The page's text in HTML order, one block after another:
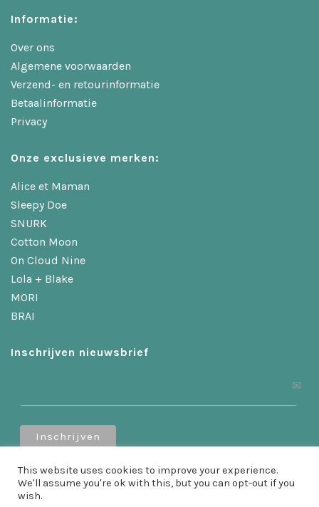
Informatie:
Over ons
Algemene voorwaarden
Verzend- en retourinformatie
Betaalinformatie
Privacy
Onze exclusieve merken:
Alice et Maman
Sleepy Doe
SNURK
Cotton Moon
On Cloud Nine
Lola + Blake
MORI
BRAI
Inschrijven nieuwsbrief
Ontvang 10% korting als je je inschrijft!
This website uses cookies to improve your experience.
We'll assume you're ok with this, but you can opt-out if you
wish.